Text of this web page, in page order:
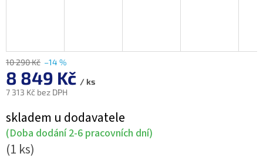
10 290 Kč –14 %
8 849 Kč / ks
7 313 Kč bez DPH
cena:
skladem u dodavatele
(Doba dodání 2-6 pracovních dní)
(1 ks)